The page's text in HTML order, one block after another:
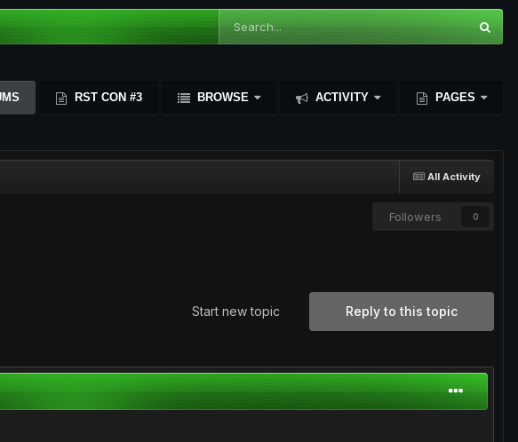
RST CON #3 BROWSE ACTIVITY PAGES
All Activity
Followers 0
Reply to this topic
Start new topic